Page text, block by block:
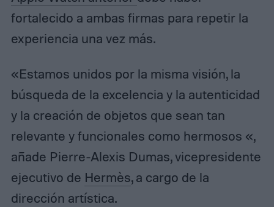
fortalecido a ambas firmas para repetir la
experiencia una vez más.
«Estamos unidos por la misma visión, la
búsqueda de la excelencia y la autenticidad
y la creación de objetos que sean tan
relevante y funcionales como hermosos «,
añade Pierre-Alexis Dumas, vicepresidente
ejecutivo de Hermès, a cargo de la
dirección artística.